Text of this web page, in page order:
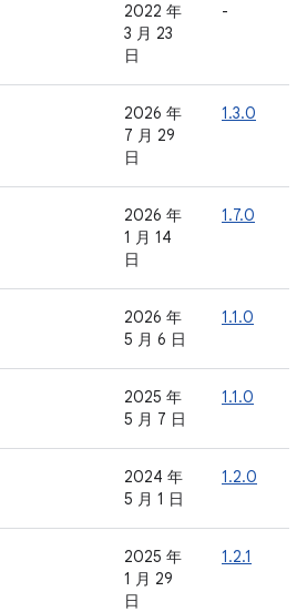
2022 年
3 月 23
日
-
2026 年
7 月 29
日
1.3.0
2026 年
1 月 14
日
1.7.0
2026 年
5 月 6 日
1.1.0
2025 年
5 月 7 日
1.1.0
2024 年
5 月 1 日
1.2.0
2025 年
1 月 29
日
1.2.1